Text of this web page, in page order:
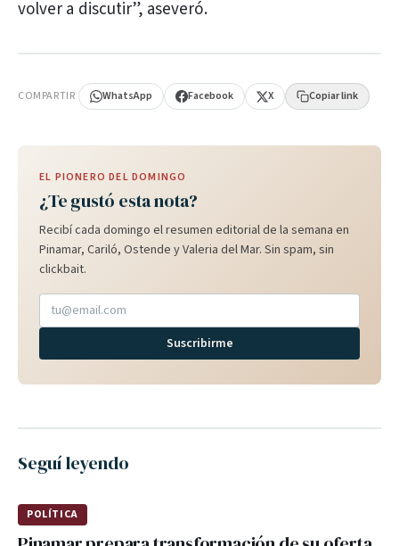
volver a discutir”, aseveró.
COMPARTIR WhatsApp Facebook X Copiar link
EL PIONERO DEL DOMINGO
¿Te gustó esta nota?
Recibí cada domingo el resumen editorial de la semana en
Pinamar, Cariló, Ostende y Valeria del Mar. Sin spam, sin
clickbait.
Suscribirme
Seguí leyendo
POLÍTICA